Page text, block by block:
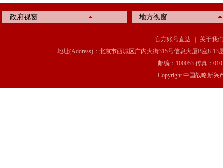
政府视窗 地方视窗
官方账号直达
关于我们
地址(Address)：北京市西城区广内大街315号信息大厦B座8-13
邮编：100053 传真：
Copyright 中国战略新兴